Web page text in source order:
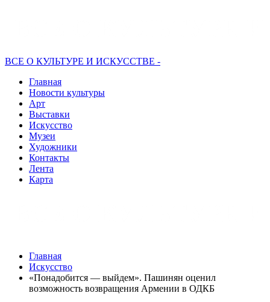
ВСЕ О КУЛЬТУРЕ И ИСКУССТВЕ -
Главная
Новости культуры
Арт
Выставки
Искусство
Музеи
Художники
Контакты
Лента
Карта
Главная
Искусство
«Понадобится — выйдем». Пашинян оценил
возможность возвращения Армении в ОДКБ